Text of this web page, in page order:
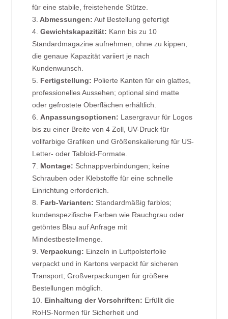
für eine stabile, freistehende Stütze.
3. Abmessungen: Auf Bestellung gefertigt
4.Gewichtskapazität: Kann bis zu 10
Standardmagazine aufnehmen, ohne zu kippen;
die genaue Kapazität variiert je nach
Kundenwunsch.
5. Fertigstellung: Polierte Kanten für ein glattes,
professionelles Aussehen; optional sind matte
oder gefrostete Oberflächen erhältlich.
6. Anpassungsoptionen: Lasergravur für Logos
bis zu einer Breite von 4 Zoll, UV-Druck für
vollfarbige Grafiken und Größenskalierung für US-
Letter- oder Tabloid-Formate.
7. Montage: Schnappverbindungen; keine
Schrauben oder Klebstoffe für eine schnelle
Einrichtung erforderlich.
8. Farb-Varianten: Standardmäßig farblos;
kundenspezifische Farben wie Rauchgrau oder
getöntes Blau auf Anfrage mit
Mindestbestellmenge.
9.Verpackung: Einzeln in Luftpolsterfolie
verpackt und in Kartons verpackt für sicheren
Transport; Großverpackungen für größere
Bestellungen möglich.
10. Einhaltung der Vorschriften: Erfüllt die
RoHS-Normen für Sicherheit und